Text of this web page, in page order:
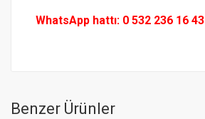
WhatsApp hattı: 0 532 236 16 43
Benzer Ürünler